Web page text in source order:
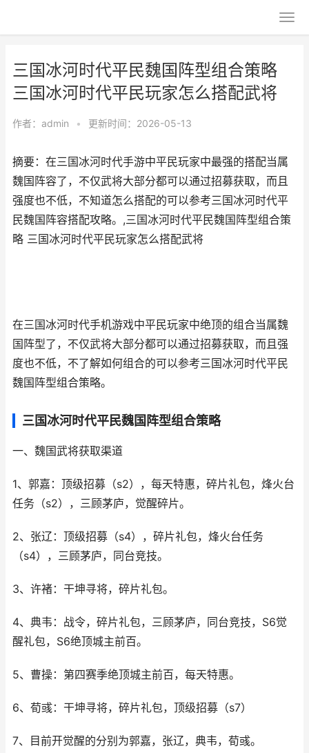
三国冰河时代平民魏国阵型组合策略
三国冰河时代平民玩家怎么搭配武将
作者： admin • 更新时间：2026-05-13
摘要：在三国冰河时代手游中平民玩家中最强的搭配当属
魏国阵容了，不仅武将大部分都可以通过招募获取，而且
强度也不低，不知道怎么搭配的可以参考三国冰河时代平
民魏国阵容搭配攻略。,三国冰河时代平民魏国阵型组合策
略 三国冰河时代平民玩家怎么搭配武将
在三国冰河时代手机游戏中平民玩家中绝顶的组合当属魏
国阵型了，不仅武将大部分都可以通过招募获取，而且强
度也不低，不了解如何组合的可以参考三国冰河时代平民
魏国阵型组合策略。
三国冰河时代平民魏国阵型组合策略
一、魏国武将获取渠道
1、郭嘉：顶级招募（s2），每天特惠，碎片礼包，烽火台
任务（s2），三顾茅庐，觉醒碎片。
2、张辽：顶级招募（s4），碎片礼包，烽火台任务
（s4），三顾茅庐，同台竞技。
3、许褚：干坤寻将，碎片礼包。
4、典韦：战令，碎片礼包，三顾茅庐，同台竞技，S6觉
醒礼包，S6绝顶城主前百。
5、曹操：第四赛季绝顶城主前百，每天特惠。
6、荀彧：干坤寻将，碎片礼包，顶级招募（s7）
7、目前开觉醒的分别为郭嘉，张辽，典韦，荀彧。